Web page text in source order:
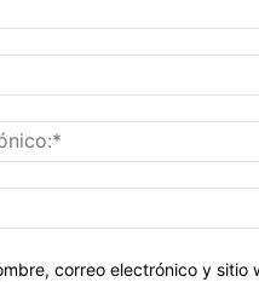
correo electrónico y sitio